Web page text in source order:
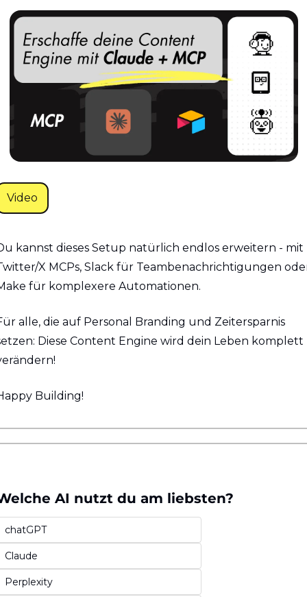
Video
kannst dieses Setup natürlich endlos erweitern - mit
X MCPs, Slack für Teambenachrichtigungen
für komplexere Automationen.
alle, die auf Personal Branding und Zeitersparnis
Diese Content Engine wird dein Leben komplett
Building!
AI nutzt du am liebsten?
chatGPT
Claude
Perplexity